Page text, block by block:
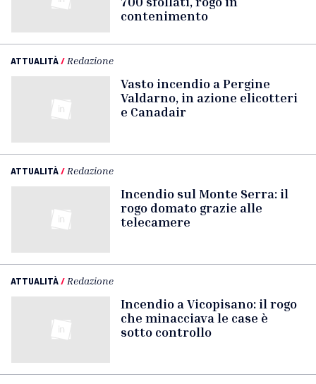
contenimento
ATTUALITÀ/ Redazione
Vasto incendio a Pergine
Valdarno, in azione elicotteri
e Canadair
ATTUALITÀ/ Redazione
Incendio sul Monte Serra: il
rogo domato grazie alle
telecamere
ATTUALITÀ/ Redazione
Incendio a Vicopisano: il rogo
che minacciava le case è
sotto controllo